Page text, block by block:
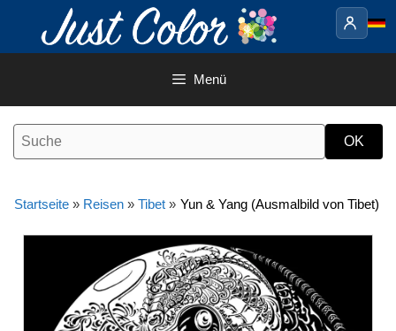
Inhalt
Menü
Startseite » Reisen » Tibet » Yun & Yang (Ausmalbild von Tibet)